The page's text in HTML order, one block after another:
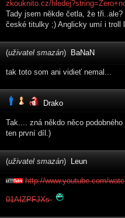
zkouknito.cz/
Tady jsem někde četla, že
české titulky ;) Anglicky umí i troll
(uživatel smazán) BaNaN
tak toto som ani vidieť nemal...
Drako
Tak.... zná někdo něco
ten první díl.)
(uživatel smazán) Leun
http://www.youtube.com/
01AIZPFJXs